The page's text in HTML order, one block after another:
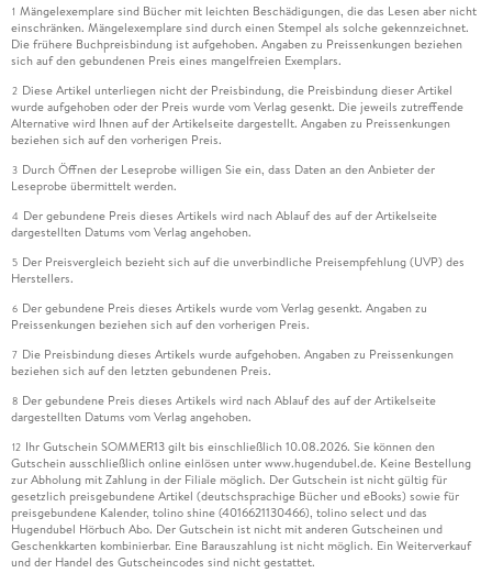
1 Mängelexemplare sind Bücher mit leichten Beschädigungen, die das Lesen aber nicht
einschränken. Mängelexemplare sind durch einen Stempel als solche gekennzeichnet.
Die frühere Buchpreisbindung ist aufgehoben. Angaben zu Preissenkungen beziehen
sich auf den gebundenen Preis eines mangelfreien Exemplars.
2 Diese Artikel unterliegen nicht der Preisbindung, die Preisbindung dieser Artikel
wurde aufgehoben oder der Preis wurde vom Verlag gesenkt. Die jeweils zutreffende
Alternative wird Ihnen auf der Artikelseite dargestellt. Angaben zu Preissenkungen
beziehen sich auf den vorherigen Preis.
3 Durch Öffnen der Leseprobe willigen Sie ein, dass Daten an den Anbieter der
Leseprobe übermittelt werden.
4 Der gebundene Preis dieses Artikels wird nach Ablauf des auf der Artikelseite
dargestellten Datums vom Verlag angehoben.
5 Der Preisvergleich bezieht sich auf die unverbindliche Preisempfehlung (UVP) des
Herstellers.
6 Der gebundene Preis dieses Artikels wurde vom Verlag gesenkt. Angaben zu
Preissenkungen beziehen sich auf den vorherigen Preis.
7 Die Preisbindung dieses Artikels wurde aufgehoben. Angaben zu Preissenkungen
beziehen sich auf den letzten gebundenen Preis.
8 Der gebundene Preis dieses Artikels wird nach Ablauf des auf der Artikelseite
dargestellten Datums vom Verlag angehoben.
12 Ihr Gutschein SOMMER13 gilt bis einschließlich 10.08.2026. Sie können den
Gutschein ausschließlich online einlösen unter www.hugendubel.de. Keine Bestellung
zur Abholung mit Zahlung in der Filiale möglich. Der Gutschein ist nicht gültig für
gesetzlich preisgebundene Artikel (deutschsprachige Bücher und eBooks) sowie für
preisgebundene Kalender, tolino shine (4016621130466), tolino select und das
Hugendubel Hörbuch Abo. Der Gutschein ist nicht mit anderen Gutscheinen und
Geschenkkarten kombinierbar. Eine Barauszahlung ist nicht möglich. Ein Weiterverkauf
und der Handel des Gutscheincodes sind nicht gestattet.